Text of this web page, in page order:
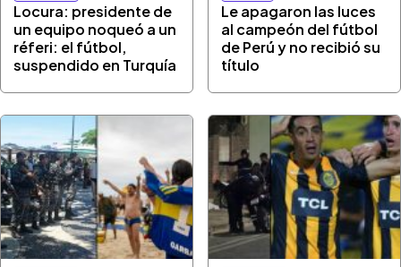
Locura: presidente de
un equipo noqueó a un
réferi: el fútbol,
suspendido en Turquía
Le apagaron las luces
al campeón del fútbol
de Perú y no recibió su
título